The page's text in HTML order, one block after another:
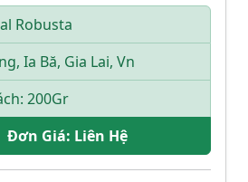
Robusta
Ia Bă, Gia Lai, Vn
200Gr
Đơn Giá: Liên Hệ